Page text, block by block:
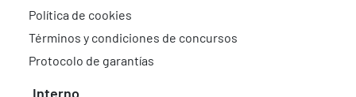
Política de cookies
Términos y condiciones de concursos
Protocolo de garantías
Interno